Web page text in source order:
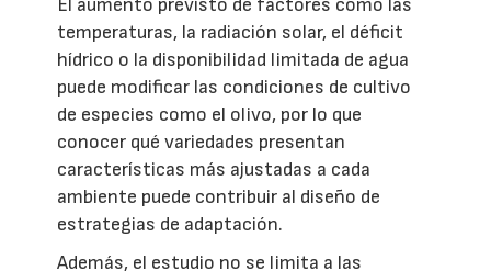
temperaturas, la radiación solar, el déficit
hídrico o la disponibilidad limitada de agua
puede modificar las condiciones de cultivo
de especies como el olivo, por lo que
conocer qué variedades presentan
características más ajustadas a cada
ambiente puede contribuir al diseño de
estrategias de adaptación.
Además, el estudio no se limita a las